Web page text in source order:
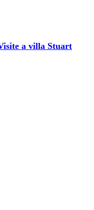
a villa Stuart